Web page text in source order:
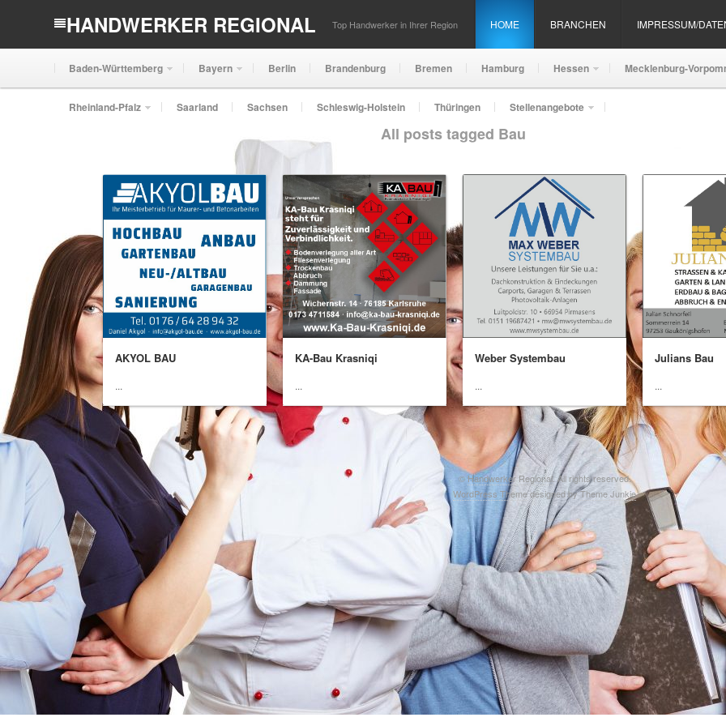
HANDWERKER REGIONAL Top Handwerker in Ihrer Region HOME BRANCHEN IMPRESSUM/
Baden-Württemberg Bayern Berlin Brandenburg Bremen Hamburg Hessen Mecklenburg-
Rheinland-Pfalz Saarland Sachsen Schleswig-Holstein Thüringen Stellenangebote
All posts tagged Bau
AKYOL BAU
...
KA-Bau Krasniqi
...
Weber Systembau
...
Julians Bau
...
©Handwerker Regional. All rights reserved.
WordPress Themedesigned byTheme Junkie